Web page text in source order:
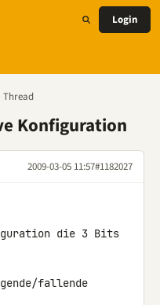
Login
Thread
Konfiguration
2009-03-05 11:57#1182027
die 3 Bits
fallende